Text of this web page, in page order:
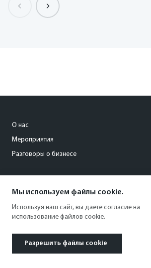
О нас
Мероприятия
Разговоры о бизнесе
+7 (495) 797-69-70
Мы используем файлы cookie.
Используя наш сайт, вы даете согласие на
использование файлов cookie.
Разрешить файлы cookie